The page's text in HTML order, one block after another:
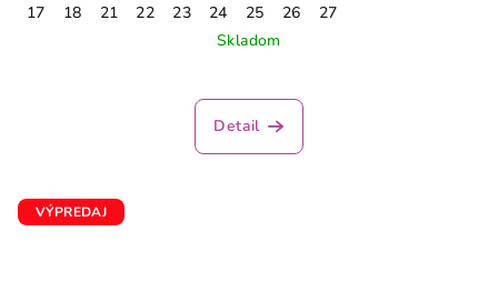
17 18 21 22 23 24 25 26
27
Skladom
Detail
VÝPREDAJ